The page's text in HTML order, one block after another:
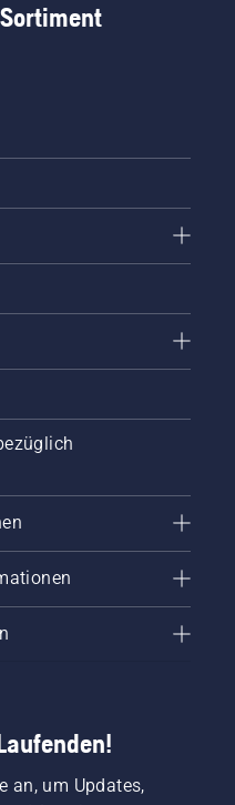
an, um Updates,